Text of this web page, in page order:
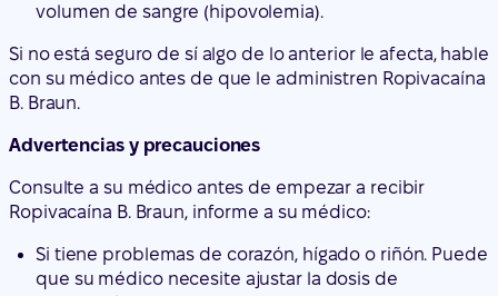
Advertencias y precauciones
Consulte a su médico antes de empezar a recibir
Ropivacaína B. Braun, informe a su médico:
que su médico necesite ajustar la dosis de
Ropivacaína B. Braun.
Si le han informado alguna vez de que tiene una
llamada "porfiria" o si alguien de su familia la tiene.
Puede que su médico tenga que administrarle un